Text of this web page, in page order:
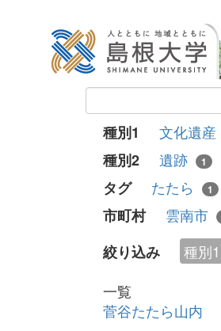
種別1 文化遺産
種別2 遺跡 1
タグ たたら 1
市町村
雲南市
絞り込み 種別1
一覧
菅谷たたら山内